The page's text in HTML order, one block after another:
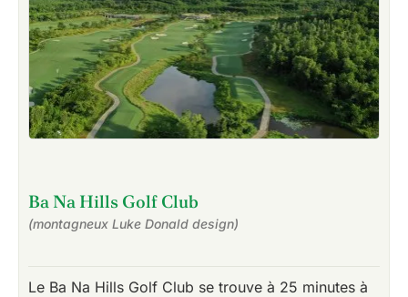
Ba Na Hills Golf Club
(montagneux Luke Donald design)
Le Ba Na Hills Golf Club se trouve à 25 minutes à